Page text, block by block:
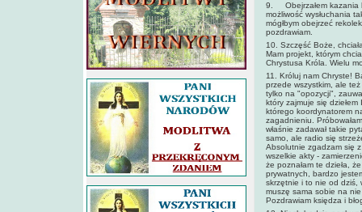
9. Obejrzałem kazania
możliwość wysłuchania
mógłbym obejrzeć
pozdrawiam.
10. Szczęść Boże,
Mam projekt, którym
Chrystusa Króla. Wielu
11. Króluj nam Chryste!
przede wszystkim, ale
tylko na "opozycji",
który zajmuje się
którego koordynatorem
zagadnieniu.
właśnie zadawał takie
samo, ale radio się
Absolutnie zgadzam się
wszelkie akty -
że poznałam te dzieła,
prywatnych, bardzo
skrzętnie i to nie od dziś,
muszę sama sobie na
Pozdrawiam księdza i